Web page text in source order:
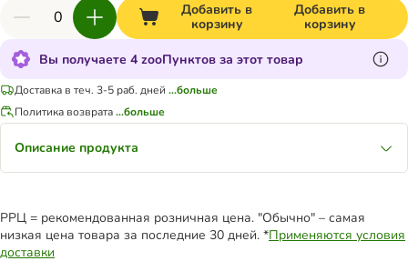
Добавить в
корзину
Добавить в
корзину
Вы получаете 4 zooПунктов за этот товар
Доставка в теч. 3-5 раб. дней ...больше
Политика возврата...больше
Описание продукта
РРЦ = рекомендованная розничная цена. "Обычно" – самая
низкая цена товара за последние 30 дней. *Применяются условия
доставки